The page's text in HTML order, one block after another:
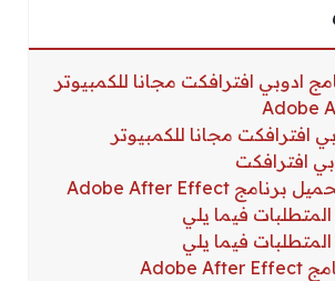
ادوبي افترافكت مجانا للكمبيوتر
Adobe